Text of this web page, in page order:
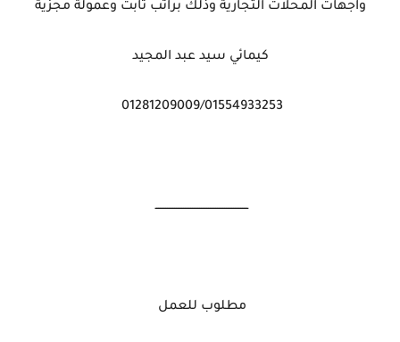
واجهات المحلات التجارية وذلك براتب ثابت وعمولة مجزية
كيمائي سيد عبد المجيد
01281209009/01554933253
ــــــــــــــــــــــــــــــــــــــــــــــــــــ
مطلوب للعمل